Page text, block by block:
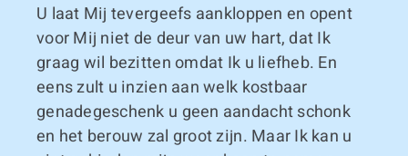
U laat Mij tevergeefs aankloppen en opent
voor Mij niet de deur van uw hart, dat Ik
graag wil bezitten omdat Ik u liefheb. En
eens zult u inzien aan welk kostbaar
genadegeschenk u geen aandacht schonk
en het berouw zal groot zijn. Maar Ik kan u